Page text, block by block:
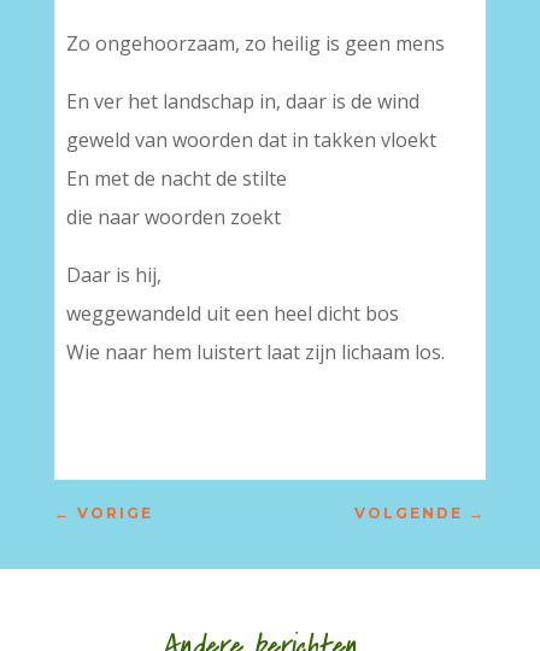
Zo ongehoorzaam, zo heilig is geen mens
En ver het landschap in, daar is de wind
geweld van woorden dat in takken vloekt
En met de nacht de stilte
die naar woorden zoekt
Daar is hij,
weggewandeld uit een heel dicht bos
Wie naar hem luistert laat zijn lichaam los.
← VORIGE VOLGENDE →